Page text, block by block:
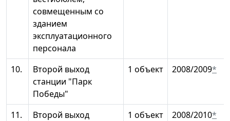
совмещенным со
зданием
эксплуатационного
персонала
10.
Второй выход
станции "Парк
Победы"
1 объект 2008/2009*
11.
Второй выход
1 объект 2008/2010*